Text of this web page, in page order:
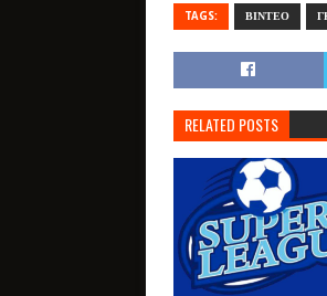
TAGS: ΒΙΝΤΕΟ
RELATED POSTS